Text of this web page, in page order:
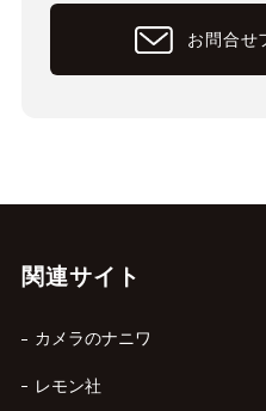
お問合せ
関連サイト
カメラのナニワ
レモン社